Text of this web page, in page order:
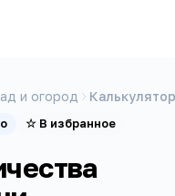
и огород
☆ В избранное